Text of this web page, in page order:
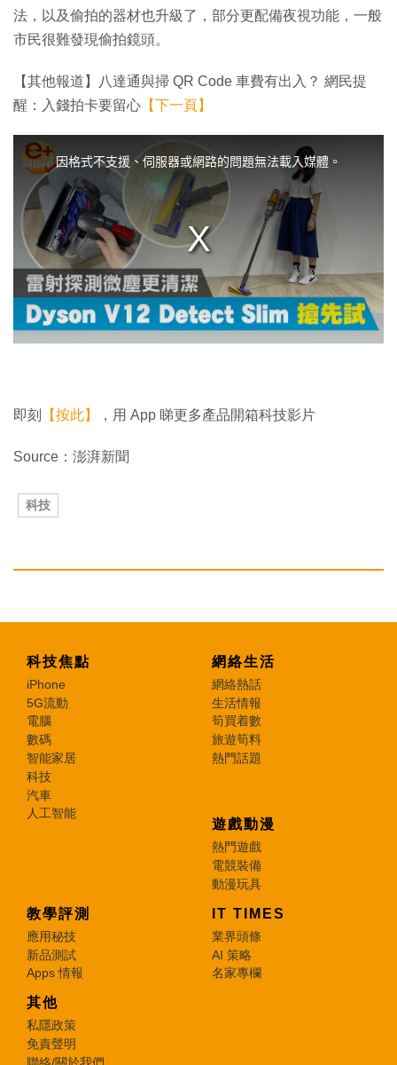
法，以及偷拍的器材也升級了，部分更配備夜視功能，一般
市民很難發現偷拍鏡頭。
【其他報道】八達通與掃 QR Code 車費有出入？ 網民提
醒：入錢拍卡要留心 【下一頁】
d
.
因格式不支援、伺服器或網路的問題無法載入媒體。
即刻 【按此】 ，用 App 睇更多產品開箱科技影片
Source：澎湃新聞
科技
科技焦點
iPhone
5G流動
電腦
數碼
智能家居
科技
汽車
人工智能
網絡生活
網絡熱話
生活情報
筍買着數
旅遊筍料
熱門話題
遊戲動漫
熱門遊戲
電競裝備
動漫玩具
教學評測
應用秘技
新品測試
Apps 情報
IT TIMES
業界頭條
AI 策略
名家專欄
其他
私隱政策
免責聲明
聯絡/關於我們